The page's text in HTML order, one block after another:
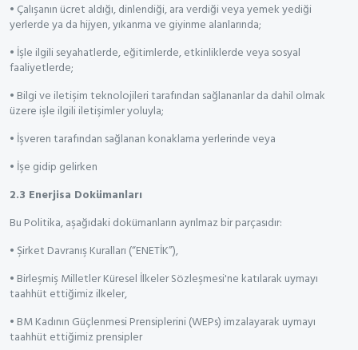
• Çalışanın ücret aldığı, dinlendiği, ara verdiği veya yemek yediği
yerlerde ya da hijyen, yıkanma ve giyinme alanlarında;
• İşle ilgili seyahatlerde, eğitimlerde, etkinliklerde veya sosyal
faaliyetlerde;
• Bilgi ve iletişim teknolojileri tarafından sağlananlar da dahil olmak
üzere işle ilgili iletişimler yoluyla;
• İşveren tarafından sağlanan konaklama yerlerinde veya
• İşe gidip gelirken
2.3 Enerjisa Dokümanları
Bu Politika, aşağıdaki dokümanların ayrılmaz bir parçasıdır:
• Şirket Davranış Kuralları (“ENETİK”),
• Birleşmiş Milletler Küresel İlkeler Sözleşmesi'ne katılarak uymayı
taahhüt ettiğimiz ilkeler,
• BM Kadının Güçlenmesi Prensiplerini (WEPs) imzalayarak uymayı
taahhüt ettiğimiz prensipler